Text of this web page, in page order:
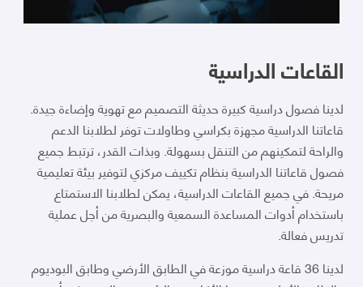
القاعات الدراسية
لدينا فصول دراسية كبيرة حديثة التصميم مع تهوية وإضاءة جيدة.
قاعاتنا الدراسية مجهزة بكراسي وطاولات توفر لطلابنا الدعم
والراحة لتمكينهم من التنقل بسهولة. وبذات القدر، ترتبط جميع
فصول قاعاتنا الدراسية بنظام تكييف مركزي لتوفير بيئة تعليمية
مريحة. في جميع القاعات الدراسية، يمكن لطلابنا الاستمتاع
باستخدام أدوات المساعدة السمعية والبصرية من أجل عملية
تدريس فعالة.
لدينا 36 قاعة دراسية موزعة في الطابق الأرضي وطابق البوديوم